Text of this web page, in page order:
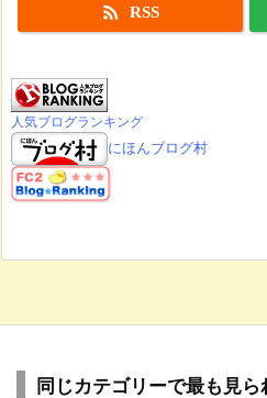
 RSS
人気ブログランキング
にほんブログ村
同じカテゴリーで最も見